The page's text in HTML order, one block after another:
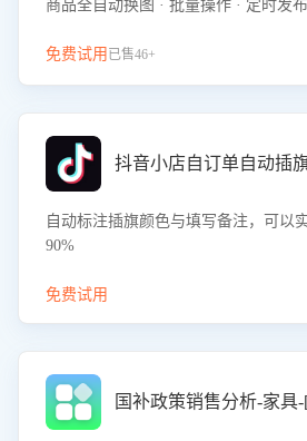
商品全自动换图 · 批量操作 · 定时发布
免费试用 已售46+
抖音小店自订单自动插
自动标注插旗颜色与填写备注，可以
90%
免费试用
国补政策销售分析-家具